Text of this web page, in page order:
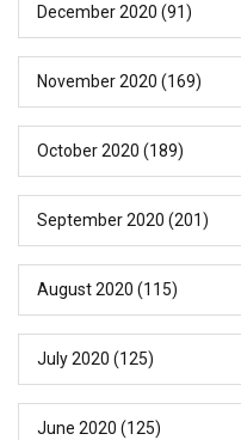
December 2020 (91)
November 2020 (169)
October 2020 (189)
September 2020 (201)
August 2020 (115)
July 2020 (125)
June 2020 (125)